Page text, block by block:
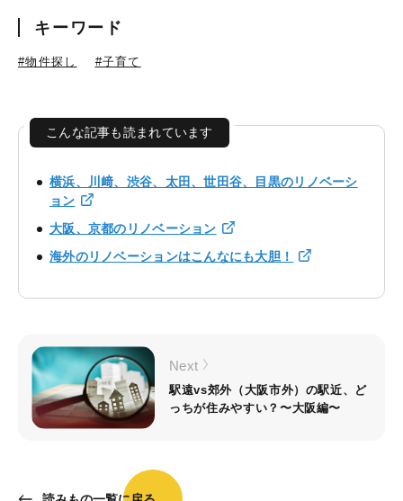
キーワード
#物件探し #子育て
こんな記事も読まれています
横浜、川﨑、渋谷、太田、世田谷、目黒のリノベーシ
ョン
大阪、京都のリノベーション
海外のリノベーションはこんなにも大胆！
Next
駅遠vs郊外（大阪市外）の駅近、ど
っちが住みやすい？〜大阪編〜